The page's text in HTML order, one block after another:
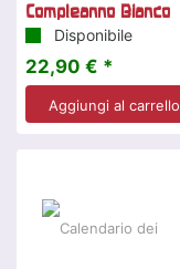
Compleanno Bianco
Disponibile
22,90 € *
Aggiungi al carrello